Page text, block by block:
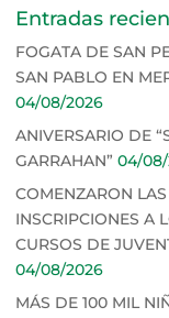
Entradas
FOGATA DE SAN
SAN PABLO EN
04/08/2026
ANIVERSARIO DE
GARRAHAN” 04/
COMENZARON LAS
INSCRIPCIONES A
CURSOS DE
04/08/2026
MÁS DE 100 MIL